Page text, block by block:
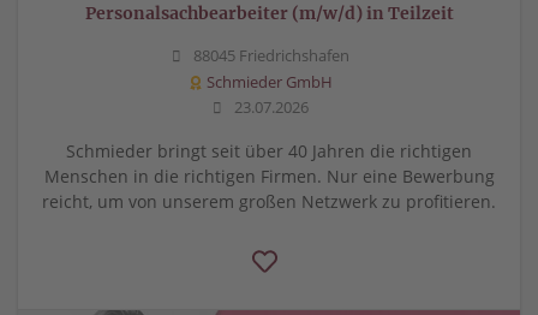
Personalsachbearbeiter (m/w/d) in Teilzeit
88045 Friedrichshafen
Schmieder GmbH
23.07.2026
Schmieder bringt seit über 40 Jahren die richtigen
Menschen in die richtigen Firmen. Nur eine Bewerbung
reicht, um von unserem großen Netzwerk zu profitieren.